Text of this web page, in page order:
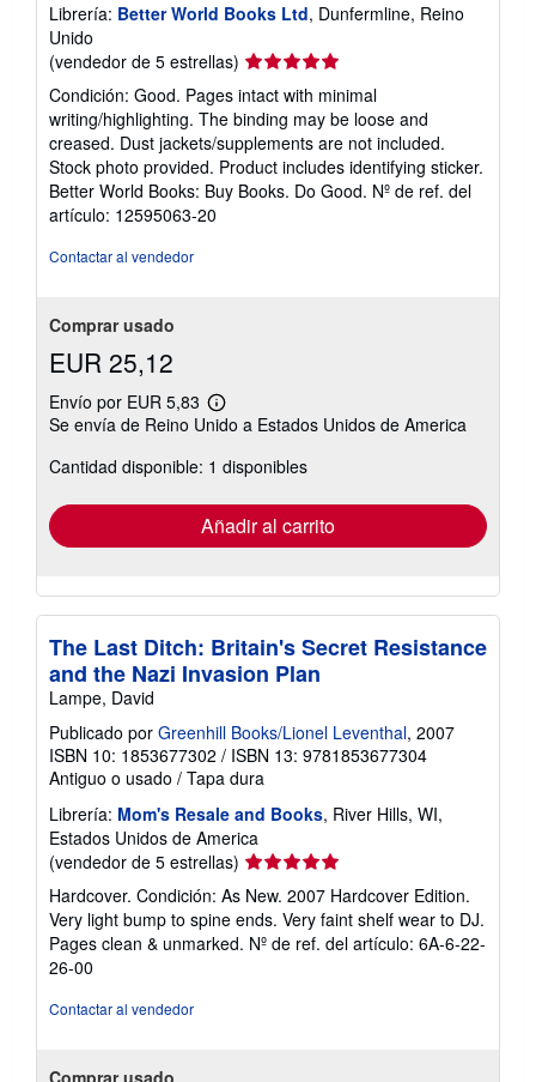
Librería: Better World Books Ltd, Dunfermline, Reino
Unido
(vendedor de 5 estrellas) Calificación
del
vendedor:
5
de
5
estrellas
Condición: Good. Pages intact with minimal
writing/highlighting. The binding may be loose and
creased. Dust jackets/supplements are not included.
Stock photo provided. Product includes identifying sticker.
Better World Books: Buy Books. Do Good. Nº de ref. del
artículo: 12595063-20
Contactar al vendedor
Comprar usado
EUR 25,12
Envío por EUR 5,83
Más
información
las
tarifas
envío
Se envía de Reino Unido a Estados Unidos de America
Cantidad disponible: 1 disponibles
Añadir al carrito
The Last Ditch: Britain's Secret Resistance
and the Nazi Invasion Plan
Lampe, David
Publicado por Greenhill Books/Lionel Leventhal, 2007
ISBN 10: 1853677302 / ISBN 13: 9781853677304
Antiguo o usado / Tapa dura
Librería: Mom's Resale and Books, River Hills, WI,
Estados Unidos de America
(vendedor de 5 estrellas) Calificación
del
vendedor:
5
de
Hardcover. Condición: As New. 2007 Hardcover Edition.
Very light bump to spine ends. Very faint shelf wear to DJ.
Pages clean & unmarked. Nº de ref. del artículo: 6A-6-22-
26-00
Contactar al vendedor